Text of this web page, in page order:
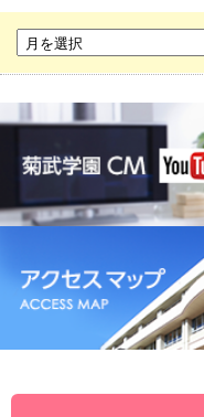
菊華高等学校
菊武ビジネス専門学校
名古屋ウェディング＆フ
菊武幼稚園
稲葉保育園